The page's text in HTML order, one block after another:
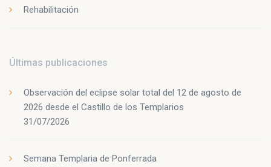
Rehabilitación
Últimas publicaciones
Observación del eclipse solar total del 12 de agosto de
2026 desde el Castillo de los Templarios
31/07/2026
Semana Templaria de Ponferrada